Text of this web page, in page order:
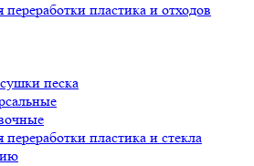
пластика и отходов
песка
пластика и стекла